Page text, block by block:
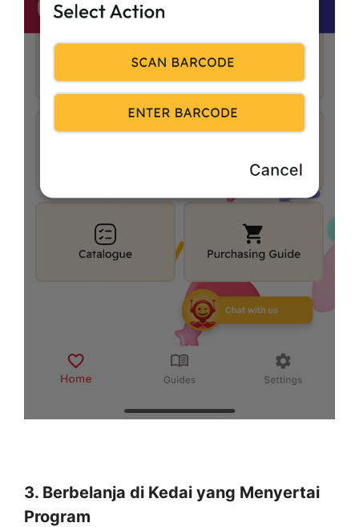
3. Berbelanja di Kedai yang Menyertai
Program